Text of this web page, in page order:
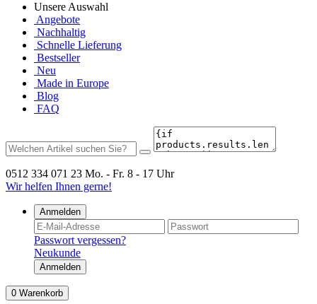
Unsere Auswahl
Angebote
Nachhaltig
Schnelle Lieferung
Bestseller
Neu
Made in Europe
Blog
FAQ
0512 334 071 23 Mo. - Fr. 8 - 17 Uhr
Wir helfen Ihnen gerne!
Anmelden
Passwort vergessen?
Neukunde
Anmelden
0 Warenkorb